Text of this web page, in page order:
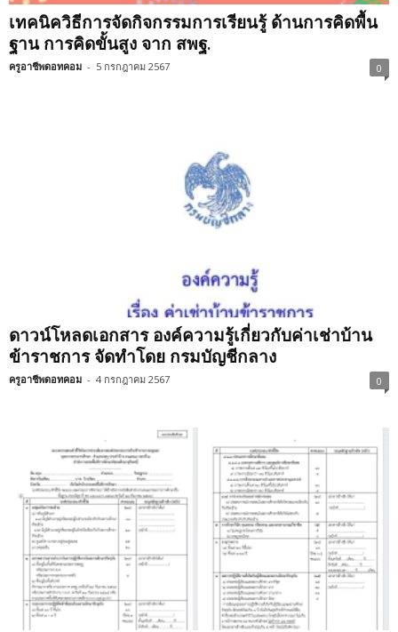
เทคนิควิธีการจัดกิจกรรมการเรียนรู้ ด้านการคิดพื้น
ฐาน การคิดขั้นสูง จาก สพฐ.
ครูอาชีพดอทคอม - 5 กรกฎาคม 2567 0
ดาวน์โหลดเอกสาร องค์ความรู้เกี่ยวกับค่าเช่าบ้าน
ข้าราชการ จัดทำโดย กรมบัญชีกลาง
ครูอาชีพดอทคอม - 4 กรกฎาคม 2567 0